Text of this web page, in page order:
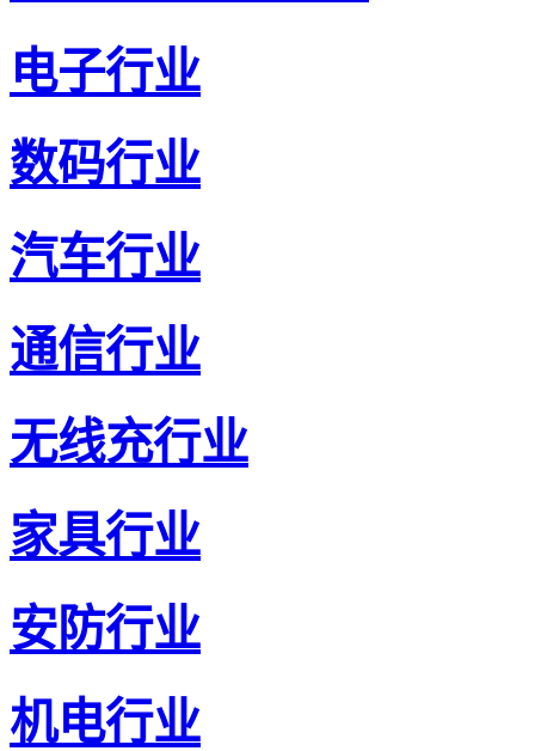
电子行业
数码行业
汽车行业
通信行业
无线充行业
家具行业
安防行业
机电行业